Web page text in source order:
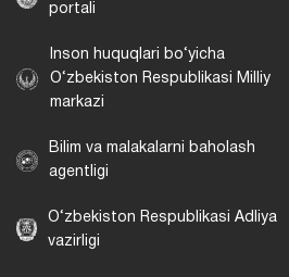
portali
Inson huquqlari bo‘yicha
O‘zbekiston Respublikasi Milliy
markazi
Bilim va malakalarni baholash
agentligi
O‘zbekiston Respublikasi Adliya
vazirligi